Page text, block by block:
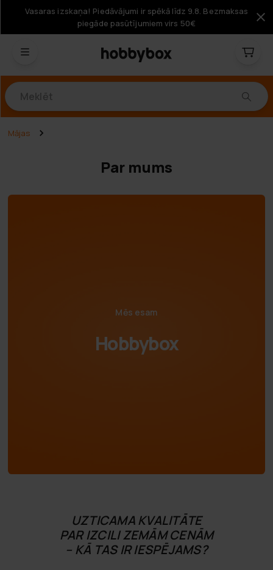
Vasaras izskaņa! Piedāvājumi ir spēkā līdz 9.8. Bezmaksas
piegāde pasūtījumiem virs 50€
Mājas
Par mums
Mēs esam
Hobbybox
UZTICAMA KVALITĀTE
PAR IZCILI ZEMĀM CENĀM
– KĀ TAS IR IESPĒJAMS?